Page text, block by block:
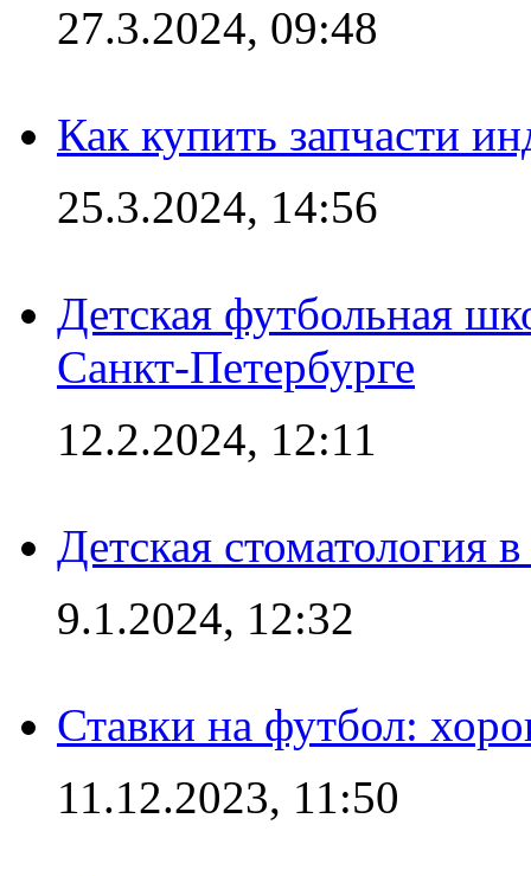
27.3.2024, 09:48
Как купить запчасти
25.3.2024, 14:56
Детская футбольная
Санкт-Петербурге
12.2.2024, 12:11
Детская стоматология
9.1.2024, 12:32
Ставки на футбол:
11.12.2023, 11:50